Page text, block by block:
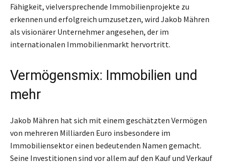
Fähigkeit, vielversprechende Immobilienprojekte zu
erkennen und erfolgreich umzusetzen, wird Jakob Mähren
als visionärer Unternehmer angesehen, der im
internationalen Immobilienmarkt hervortritt.
Vermögensmix: Immobilien und
mehr
Jakob Mähren hat sich mit einem geschätzten Vermögen
von mehreren Milliarden Euro insbesondere im
Immobiliensektor einen bedeutenden Namen gemacht.
Seine Investitionen sind vor allem auf den Kauf und Verkauf